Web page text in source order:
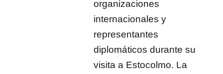
organizaciones
internacionales y
representantes
diplomáticos durante su
visita a Estocolmo. La